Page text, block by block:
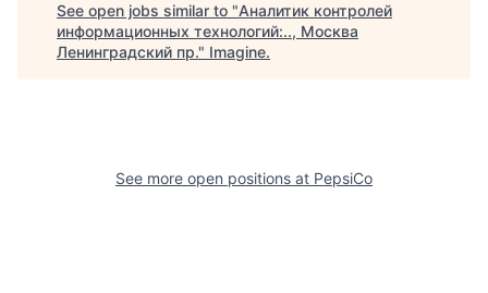
See open jobs similar to "Аналитик контролей
информационных технологий:.., Москва
Ленинградский пр." Imagine.
See more open positions at PepsiCo